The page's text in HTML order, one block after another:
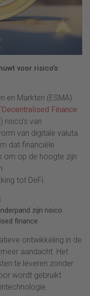
voor risico's
en Markten (ESMA)
Decentralised Finance
) risico’s van
van digitale valuta.
dat financiële
om op de hoogte zijn
tot DeFi.
zijn risico
finance
ontwikkeling in de
aandacht. Het
te leveren zonder
wordt gebruikt